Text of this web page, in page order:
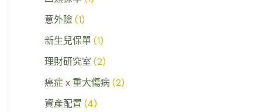
意外險(1)
新生兒保單 (1)
理財研究室 (2)
癌症 x 重大傷病(2)
資產配置 (4)